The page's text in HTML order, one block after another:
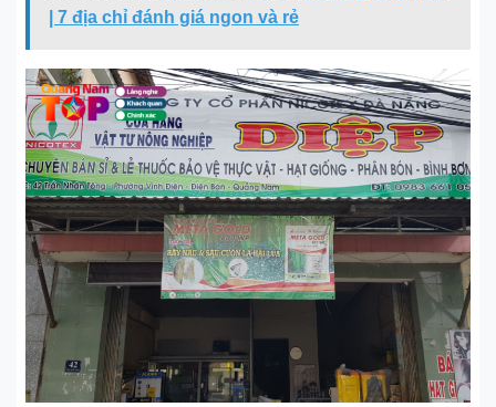
| 7 địa chỉ đánh giá ngon và rẻ